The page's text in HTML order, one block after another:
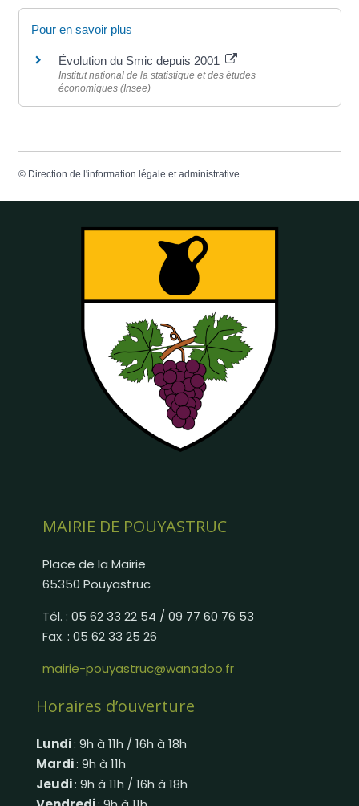
Pour en savoir plus
Évolution du Smic depuis 2001
Institut national de la statistique et des études
économiques (Insee)
© Direction de l'information légale et administrative
MAIRIE DE POUYASTRUC
Place de la Mairie
65350 Pouyastruc
Tél. : 05 62 33 22 54 / 09 77 60 76 53
Fax. : 05 62 33 25 26
mairie-pouyastruc@wanadoo.fr
Horaires d’ouverture
Lundi: 9h à 11h / 16h à 18h
Mardi: 9h à 11h
Jeudi: 9h à 11h / 16h à 18h